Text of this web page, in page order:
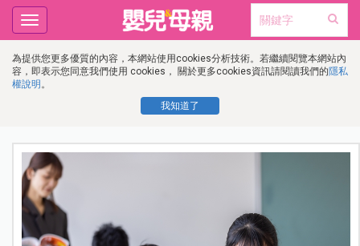
為提供您更多優質的內容，本網站使用cookies分析技術。若繼續閱覽本網站內
容，即表示您同意我們使用 cookies， 關於更多cookies資訊請閱讀我們的隱私
權說明 。
我知道了
Toggle
navigation